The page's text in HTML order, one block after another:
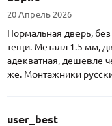
20 Апрель 2026
Нормальная дверь,
тещи. Металл 1.5 мм,
адекватная, дешевле
же. Монтажники
user_best